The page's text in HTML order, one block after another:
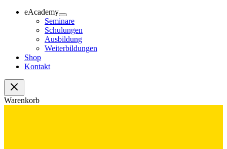
eAcademy
Seminare
Schulungen
Ausbildung
Weiterbildungen
Shop
Kontakt
Warenkorb